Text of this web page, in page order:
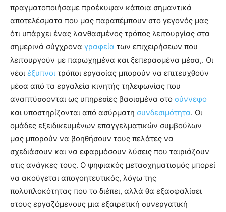
πραγματοποιήσαμε προέκυψαν κάποια σημαντικά
αποτελέσματα που μας παραπέμπουν στο γεγονός μας
ότι υπάρχει ένας λανθασμένος τρόπος λειτουργίας στα
σημερινά σύγχρονα γραφεία των επιχειρήσεων που
λειτουργούν με παρωχημένα και ξεπερασμένα μέσα,. Οι
νέοι έξυπνοι τρόποι εργασίας μπορούν να επιτευχθούν
μέσα από τα εργαλεία κινητής τηλεφωνίας που
αναπτύσσονται ως υπηρεσίες βασισμένα στο σύννεφο
και υποστηρίζονται από ασύρματη συνδεσιμότητα. Οι
ομάδες εξειδικευμένων επαγγελματικών συμβούλων
μας μπορούν να βοηθήσουν τους πελάτες να
σχεδιάσουν και να εφαρμόσουν λύσεις που ταιριάζουν
στις ανάγκες τους. Ο ψηφιακός μετασχηματισμός μπορεί
να ακούγεται απογοητευτικός, λόγω της
πολυπλοκότητας που το διέπει, αλλά θα εξασφαλίσει
στους εργαζόμενους μια εξαιρετική συνεργατική